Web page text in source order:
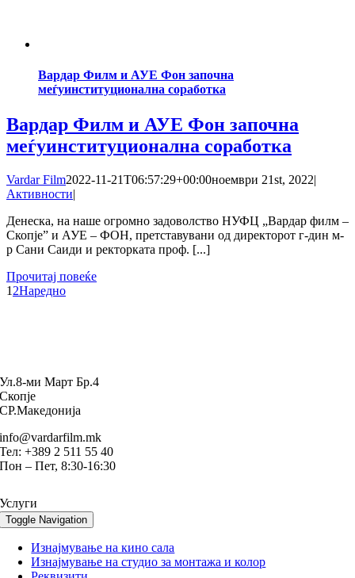
Вардар Филм и АУЕ Фон започна
меѓуинституционална соработка
Вардар Филм и АУЕ Фон започна
меѓуинституционална соработка
Vardar Film2022-11-21T06:57:29+00:00ноември 21st, 2022|
Активности|
Денеска, на наше огромно задоволство НУФЦ „Вардар филм –
Скопје” и АУЕ – ФОН, претставувани од директорот г-дин м-
р Сани Саиди и ректорката проф. [...]
Прочитај повеќе
1 2Наредно
Ул.8-ми Март Бр.4
Скопје
СР.Македонија
info@vardarfilm.mk
Тел: +389 2 511 55 40
Пон – Пет, 8:30-16:30
Услуги
Toggle Navigation
Изнајмување на кино сала
Изнајмување на студио за монтажа и колор